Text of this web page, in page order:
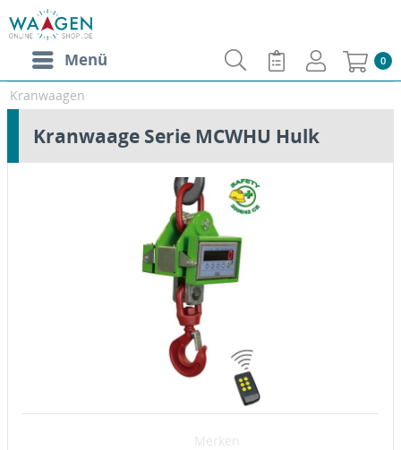
Menü 0
Kranwaagen
Kranwaage Serie MCWHU Hulk
Merken